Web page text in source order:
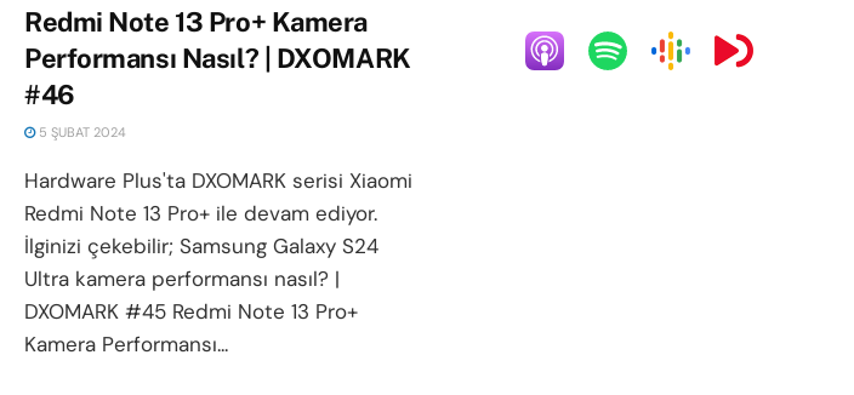
Redmi Note 13 Pro+ Kamera
Performansı Nasıl? | DXOMARK
#46
5 ŞUBAT 2024
Hardware Plus'ta DXOMARK serisi Xiaomi
Redmi Note 13 Pro+ ile devam ediyor.
İlginizi çekebilir; Samsung Galaxy S24
Ultra kamera performansı nasıl? |
DXOMARK #45 Redmi Note 13 Pro+
Kamera Performansı...